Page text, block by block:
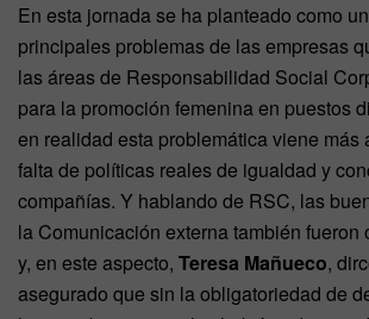
En esta jornada se ha planteado como
principales problemas de las empresas
las áreas de Responsabilidad Social
para la promoción femenina en puestos
en realidad esta problemática viene más
falta de políticas reales de igualdad y
compañías. Y hablando de RSC, las
la Comunicación externa también fueron
y, en este aspecto, Teresa Mañueco,
asegurado que sin la obligatoriedad de